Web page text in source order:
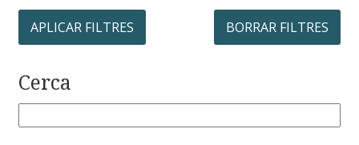
APLICAR FILTRES BORRAR FILTRES
Cerca